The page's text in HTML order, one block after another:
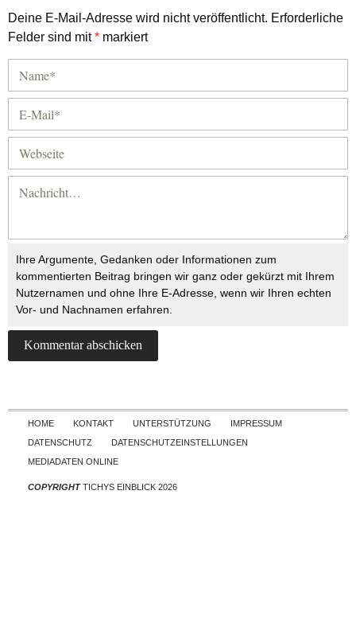
Deine E-Mail-Adresse wird nicht veröffentlicht. Erforderliche
Felder sind mit* markiert
Ihre Argumente, Gedanken oder Informationen zum
kommentierten Beitrag bringen wir ganz oder gekürzt mit Ihrem
Nutzernamen und ohne Ihre E-Adresse, wenn wir Ihren echten
Vor- und Nachnamen erfahren.
Skip to content
HOME KONTAKT UNTERSTÜTZUNG
IMPRESSUM
DATENSCHUTZ
DATENSCHUTZEINSTELLUNGEN
MEDIADATEN ONLINE
COPYRIGHTTICHYS EINBLICK 2026